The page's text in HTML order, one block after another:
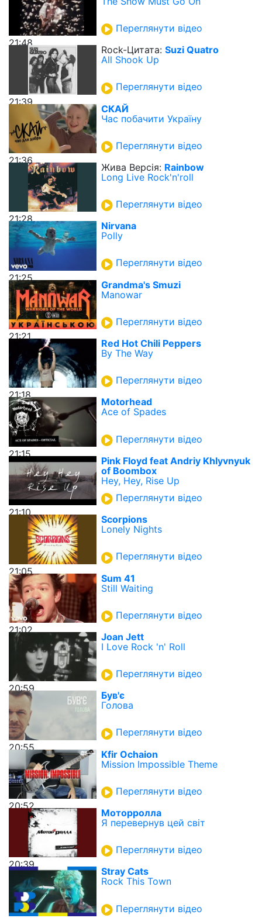
21:48
Переглянути відео
21:39
Rock-Цитата: Suzi Quatro
All Shook Up
Переглянути відео
21:36
СКАЙ
Час побачити Україну
Переглянути відео
21:28
Жива Версія: Rainbow
Long Live Rock'n'roll
Переглянути відео
21:25
Nirvana
Polly
Переглянути відео
21:21
Grandma's Smuzi
Manowar
Переглянути відео
21:18
Red Hot Chili Peppers
By The Way
Переглянути відео
21:15
Motorhead
Ace of Spades
Переглянути відео
21:10
Pink Floyd feat Andriy Khlyvnyuk
of Boombox
Hey, Hey, Rise Up
Переглянути відео
21:05
Scorpions
Lonely Nights
Переглянути відео
21:02
Sum 41
Still Waiting
Переглянути відео
20:59
Joan Jett
I Love Rock 'n' Roll
Переглянути відео
20:55
Був'є
Голова
Переглянути відео
20:52
Kfir Ochaion
Mission Impossible Theme
Переглянути відео
20:39
Моторролла
Я перевернув цей світ
Переглянути відео
Stray Cats
Rock This Town
Переглянути відео